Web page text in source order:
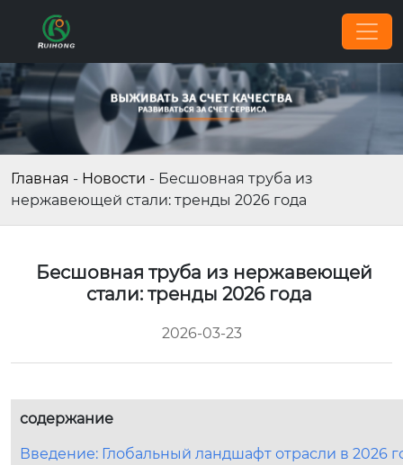
Главная - Новости - Бесшовная труба из
нержавеющей стали: тренды 2026 года
Бесшовная труба из нержавеющей
стали: тренды 2026 года
2026-03-23
содержание
Введение: Глобальный ландшафт отрасли в 2026